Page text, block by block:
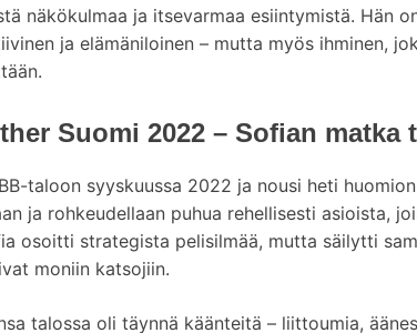
näkökulmaa ja itsevarmaa esiintymistä. Hän
ja elämäniloinen – mutta myös ihminen,
Suomi 2022 – Sofian matka
taloon syyskuussa 2022 ja nousi heti
ja rohkeudellaan puhua rehellisesti asioista,
osoitti strategista pelisilmää, mutta säilytti
moniin katsojiin.
talossa oli täynnä käänteitä – liittoumia,